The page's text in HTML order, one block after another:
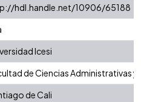
hdl.handle.net/10906/65188
Icesi
de Ciencias Administrativas
de Cali